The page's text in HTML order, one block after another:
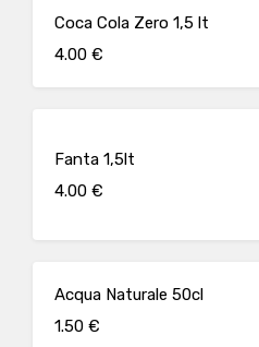
Coca Cola Zero 1,5 lt
4.00 €
Fanta 1,5lt
4.00 €
Acqua Naturale 50cl
1.50 €